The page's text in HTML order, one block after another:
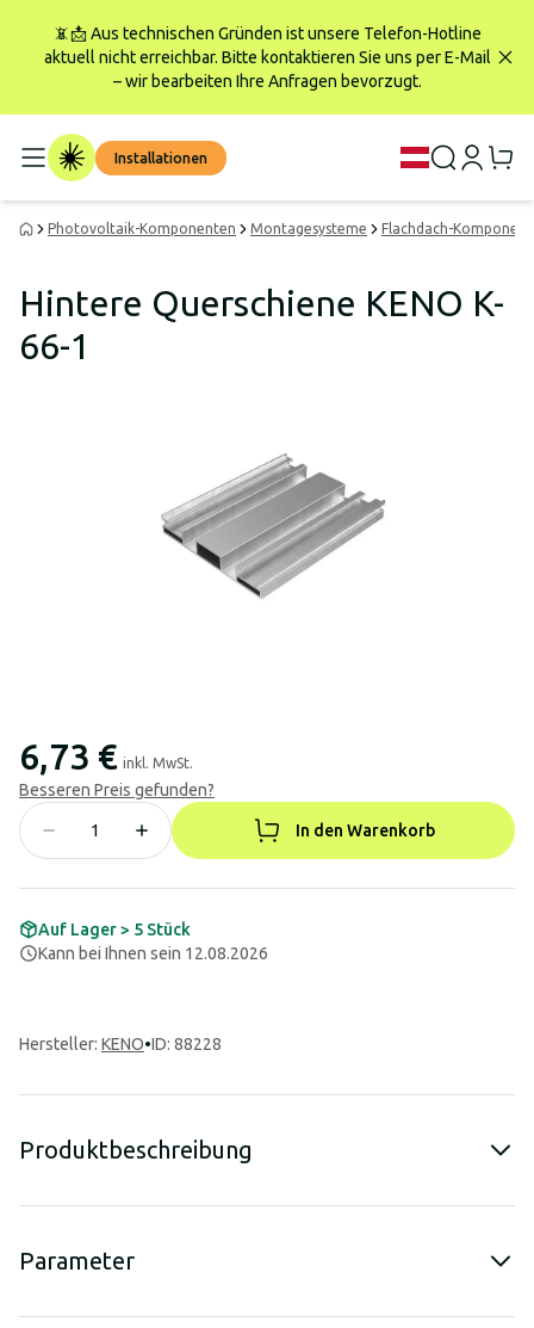
📵📩 Aus technischen Gründen ist unsere Telefon-Hotline
aktuell nicht erreichbar. Bitte kontaktieren Sie uns per E-Mail
– wir bearbeiten Ihre Anfragen bevorzugt.
Installationen
Photovoltaik-Komponenten Montagesysteme Flachdach-
Hintere Querschiene KENO K-
66-1
6,73 € inkl. MwSt.
Besseren Preis gefunden?
In den Warenkorb
Auf Lager > 5 Stück
Kann bei Ihnen sein 12.08.2026
Hersteller: KENO•ID: 88228
Produktbeschreibung
Parameter